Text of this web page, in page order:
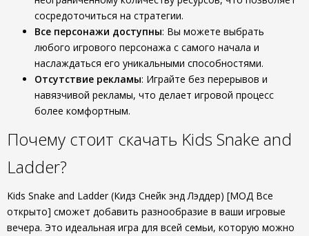
сосредоточиться на стратегии.
Все персонажи доступны: Вы можете выбрать
любого игрового персонажа с самого начала и
наслаждаться его уникальными способностями.
Отсутствие рекламы: Играйте без перерывов и
навязчивой рекламы, что делает игровой процесс
более комфортным.
Почему стоит скачать Kids Snake and
Ladder?
Kids Snake and Ladder (Кидз Снейк энд Лэддер) [МОД Все
открыто] сможет добавить разнообразие в ваши игровые
вечера. Это идеальная игра для всей семьи, которую можно